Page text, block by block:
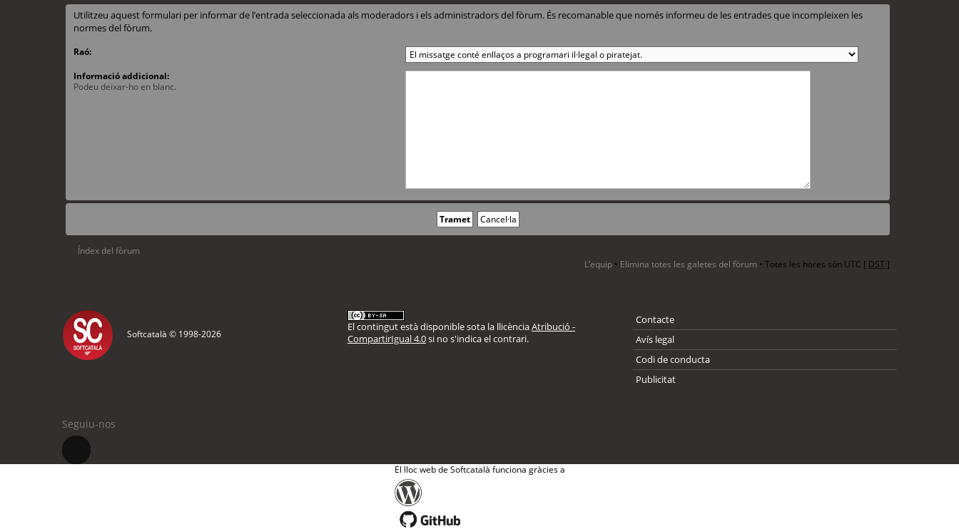
Utilitzeu aquest formulari per informar de l’entrada seleccionada als moderadors i els administradors del fòrum. És recomanable que només informeu de les entrades que incompleixen les
normes del fòrum.
Raó:
Informació addicional:
Podeu deixar-ho en blanc.
Índex del fòrum
L’equip • Elimina totes les galetes del fòrum • Totes les hores són UTC [ DST]
Softcatalà © 1998-2026
El contingut està disponible sota la llicènciaAtribució -
CompartirIgual 4.0si no s'indica el contrari.
Contacte
Avís legal
Codi de conducta
Publicitat
Seguiu-nos
El lloc web de Softcatalà funciona gràcies a